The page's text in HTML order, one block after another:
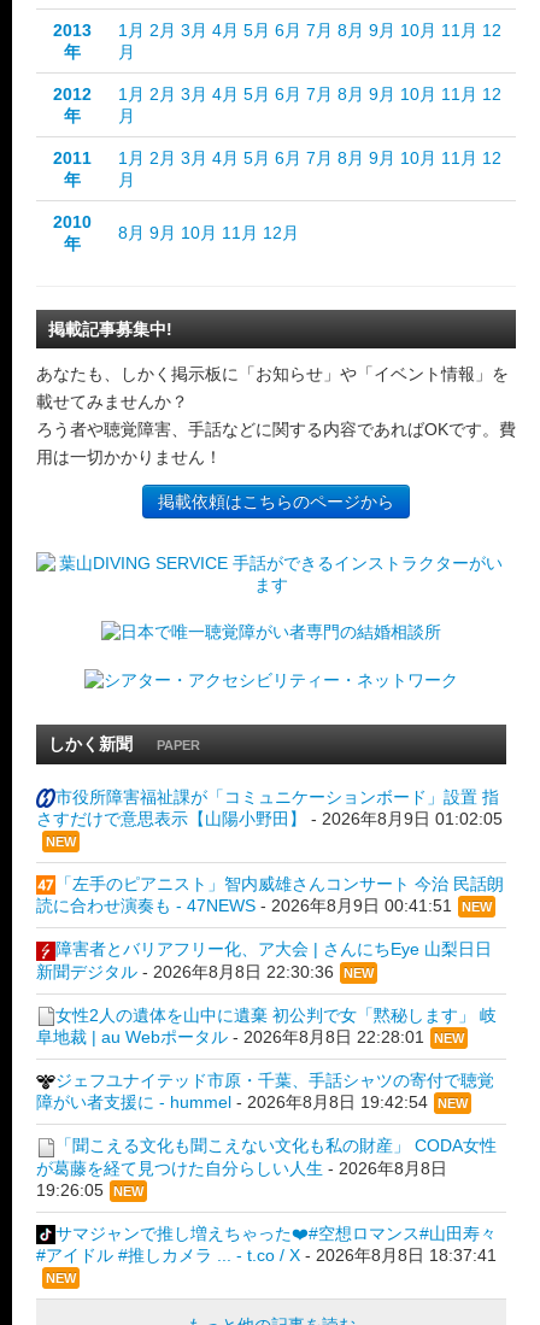
2013
年
1月 2月 3月 4月 5月 6月 7月 8月 9月 10月 11月 12
月
2012
年
1月 2月 3月 4月 5月 6月 7月 8月 9月 10月 11月 12
月
2011
年
1月 2月 3月 4月 5月 6月 7月 8月 9月 10月 11月 12
月
2010
年
8月 9月 10月 11月 12月
掲載記事募集中!
あなたも、しかく掲示板に「お知らせ」や「イベント情報」を
載せてみませんか？
ろう者や聴覚障害、手話などに関する内容であればOKです。費
用は一切かかりません！
掲載依頼はこちらのページから
しかく新聞 PAPER
市役所障害福祉課が「コミュニケーションボード」設置 指
さすだけで意思表示【山陽小野田】
- 2026年8月9日 01:02:05
NEW
「左手のピアニスト」智内威雄さんコンサート 今治 民話朗
読に合わせ演奏も - 47NEWS - 2026年8月9日 00:41:51 NEW
障害者とバリアフリー化、ア大会 | さんにちEye 山梨日日
新聞デジタル - 2026年8月8日 22:30:36 NEW
女性2人の遺体を山中に遺棄 初公判で女「黙秘します」 岐
阜地裁 | au Webポータル - 2026年8月8日 22:28:01 NEW
ジェフユナイテッド市原・千葉、手話シャツの寄付で聴覚
障がい者支援に - hummel - 2026年8月8日 19:42:54 NEW
「聞こえる文化も聞こえない文化も私の財産」 CODA女性
が葛藤を経て見つけた自分らしい人生 - 2026年8月8日
19:26:05
NEW
サマジャンで推し増えちゃった❤️#空想ロマンス#山田寿々
#アイドル #推しカメラ ... - t.co / X - 2026年8月8日 18:37:41
NEW